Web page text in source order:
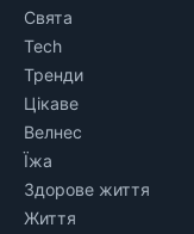
Свята
Tech
Тренди
Цікаве
Велнес
Їжа
Здорове життя
Життя